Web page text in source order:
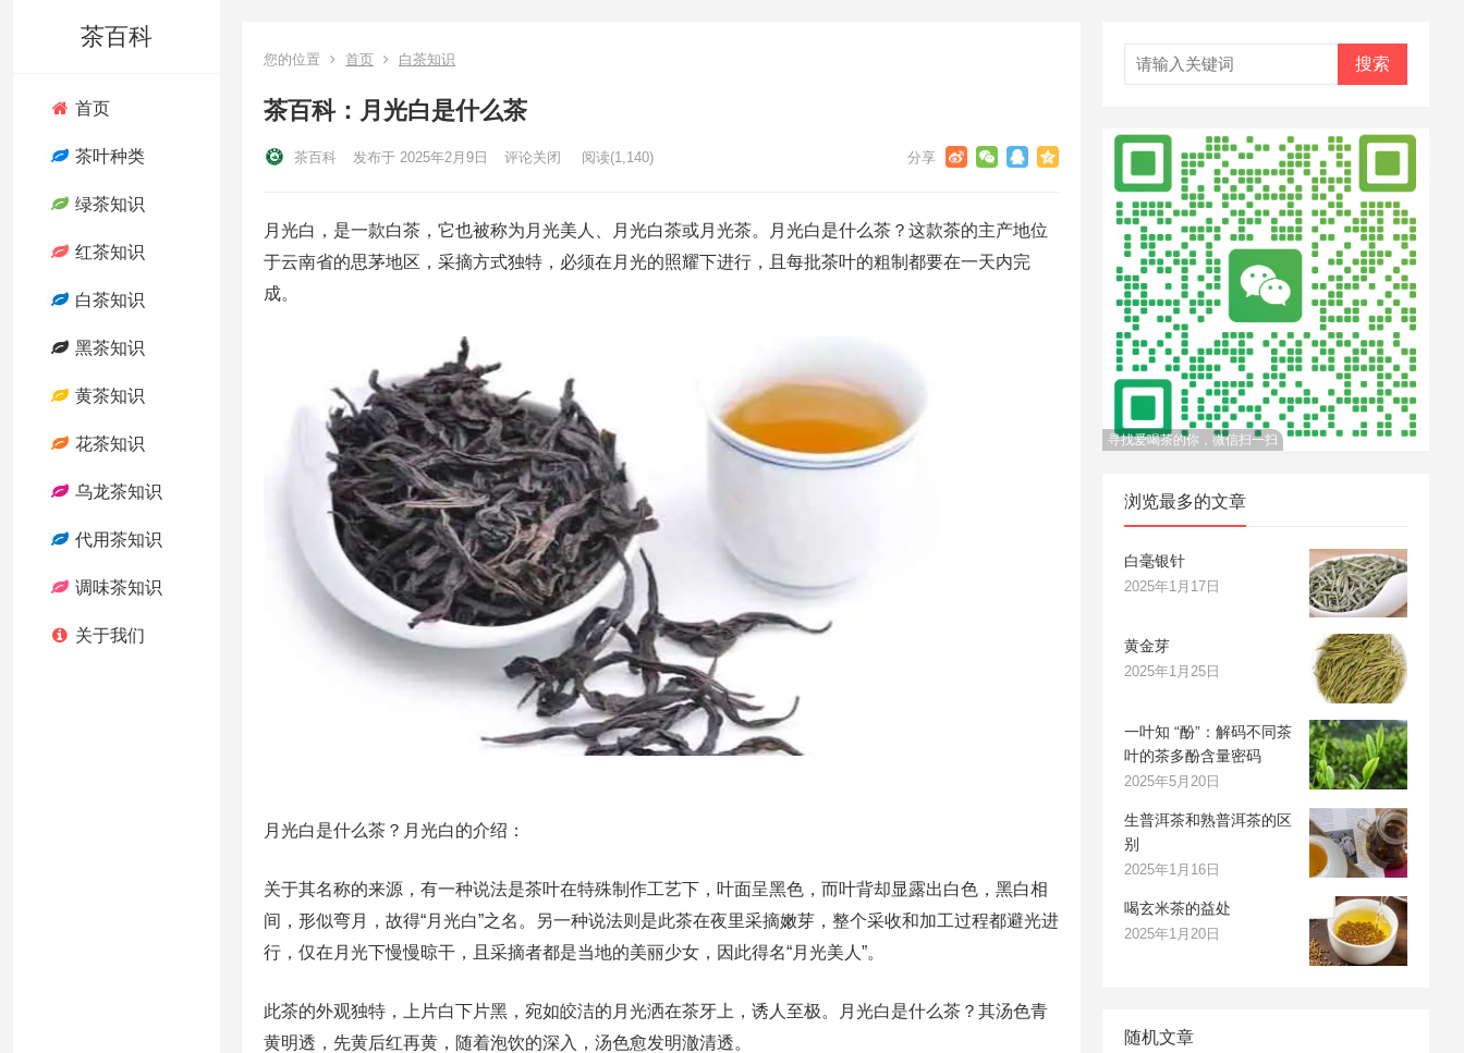
茶百科
首页
茶叶种类
绿茶知识
红茶知识
白茶知识
黑茶知识
黄茶知识
花茶知识
乌龙茶知识
代用茶知识
调味茶知识
关于我们
您的位置 首页 白茶知识
茶百科：月光白是什么茶
茶百科 发布于 2025年2月9日 评论关闭 阅读(1,140)
月光白，是一款白茶，它也被称为月光美人、月光白茶或月光茶。月光白是什么茶？这款茶的主产地位
于云南省的思茅地区，采摘方式独特，必须在月光的照耀下进行，且每批茶叶的粗制都要在一天内完
成。
月光白是什么茶？月光白的介绍：
关于其名称的来源，有一种说法是茶叶在特殊制作工艺下，叶面呈黑色，而叶背却显露出白色，黑白相
间，形似弯月，故得“月光白”之名。另一种说法则是此茶在夜里采摘嫩芽，整个采收和加工过程都避光进
行，仅在月光下慢慢晾干，且采摘者都是当地的美丽少女，因此得名“月光美人”。
此茶的外观独特，上片白下片黑，宛如皎洁的月光洒在茶牙上，诱人至极。月光白是什么茶？其汤色青
黄明透，先黄后红再黄，随着泡饮的深入，汤色愈发明澈清透。
搜索
寻找爱喝茶的你，微信扫一扫
浏览最多的文章
白毫银针
2025年1月17日
黄金芽
2025年1月25日
一叶知 “酚”：解码不同茶
叶的茶多酚含量密码
2025年5月20日
生普洱茶和熟普洱茶的区
别
2025年1月16日
喝玄米茶的益处
2025年1月20日
随机文章